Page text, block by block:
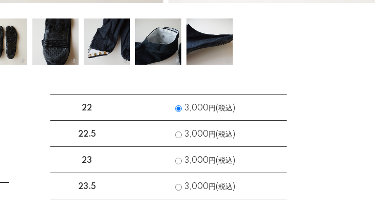
22 3,000円(税込)
22.5 3,000円(税込)
23 3,000円(税込)
23.5 3,000円(税込)